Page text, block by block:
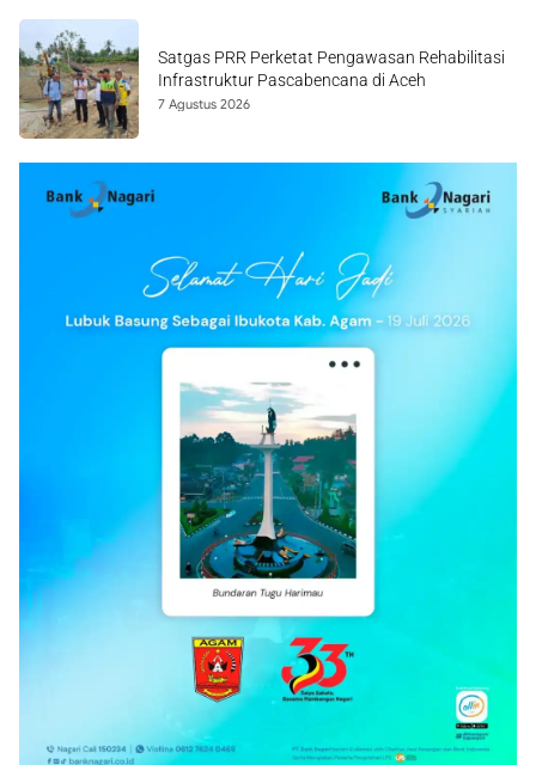
Satgas PRR Perketat Pengawasan Rehabilitasi
Infrastruktur Pascabencana di Aceh
7 Agustus 2026